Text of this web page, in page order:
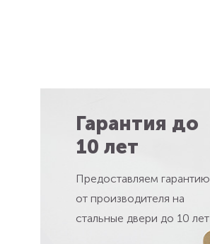
Гарантия до
10 лет
Предоставляем гарантию
от производителя на
стальные двери до 10 лет